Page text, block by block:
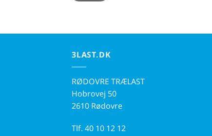
3LAST.DK
RØDOVRE TRÆLAST
Hobrovej 50
2610 Rødovre
Tlf. 40 10 12 12